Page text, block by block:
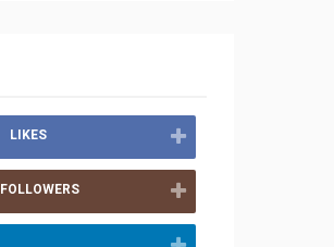
LIKES
FOLLOWERS